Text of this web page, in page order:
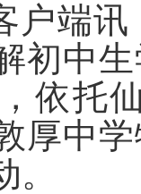
户端讯
初中
依托
厚中